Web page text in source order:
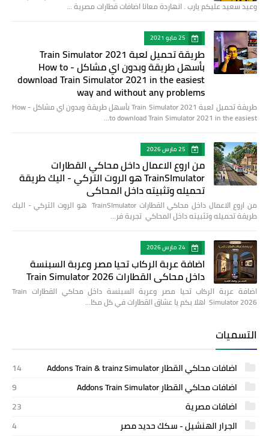
وعيد سعيد عليكم يارب . انهاردة معانا اضافات قطارات مصرية …
25 مايو 2021
طريقة تحميل لعبة Train Simulator 2021
بأسهل طريقة وبدون اي مشاكل - How to
download Train Simulator 2021 in the easiest
way and without any problems
طريقة تحميل لعبة Train Simulator 2021 بأسهل طريقة وبدون اي مشاكل - How
to download Train Simulator 2021 in the easiest…
25 مارس 2026
من اروع الاعمال داخل محاكي القطارات
TrainSImulator هو الروت التركي - اليك طريقة
تحميله وتثبيته داخل المحاكي
من اروع الاعمال داخل محاكي القطارات TrainSImulator هو الروت التركي - اليك
طريقة تحميله وتثبيته داخل المحاكي تجربة فر…
24 مارس 2026
اضافة عربة الركاب تحيا مصر وعربة السبنسة
داخل محاكي القطارات Train Simulator 2026
اضافة عربة الركاب تحيا مصر وعربة السبنسة داخل محاكي القطارات Train
Simulator 2026 اهلا بكم يا عشاق القطارات في كل مكا…
التسميات
اضافات محاكي القطار Addons Train & trainz Simulator
14
اضافات محاكي القطار Addons Train Simulator
9
اضافات مصرية
23
الجرار الهنشيل - سكك حديد مصر
4